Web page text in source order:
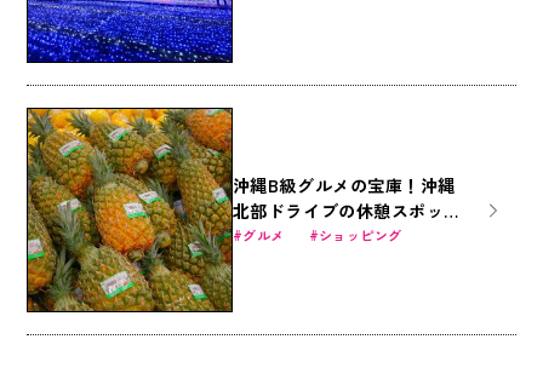
沖縄B級グルメの宝庫！沖縄
北部ドライブの休憩スポット
「道の駅許田」の魅力に迫る
グルメ ショッピング